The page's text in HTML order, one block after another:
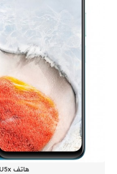
هاتف iQoo U5x